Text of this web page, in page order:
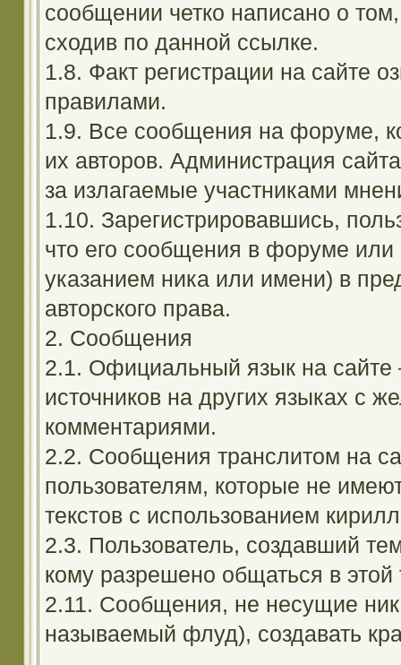
сообщении четко написано о
сходив по данной ссылке.
1.8. Факт регистрации на сайте
правилами.
1.9. Все сообщения на форуме,
их авторов. Администрация
за излагаемые участниками
1.10. Зарегистрировавшись,
что его сообщения в форуме или
указанием ника или имени) в
авторского права.
2. Сообщения
2.1. Официальный язык на сайте
источников на других языках с
комментариями.
2.2. Сообщения транслитом на
пользователям, которые не
текстов с использованием
2.3. Пользователь, создавший
кому разрешено общаться в
2.11. Сообщения, не несущие
называемый флуд), создавать